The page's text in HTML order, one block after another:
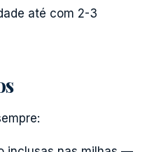
até com 2-3